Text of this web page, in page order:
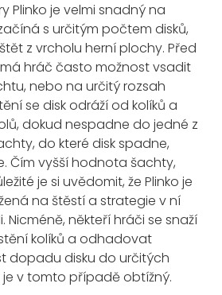
Plinko je velmi snadný na
s určitým počtem disků,
z vrcholu herní plochy. Před
hráč často možnost vsadit
nebo na určitý rozsah
se disk odráží od kolíků a
dokud nespadne do jedné z
do které disk spadne,
Čím vyšší hodnota šachty,
je si uvědomit, že Plinko je
na štěstí a strategie v ní
Nicméně, někteří hráči se snaží
kolíků a odhadovat
dopadu disku do určitých
v tomto případě obtížný.